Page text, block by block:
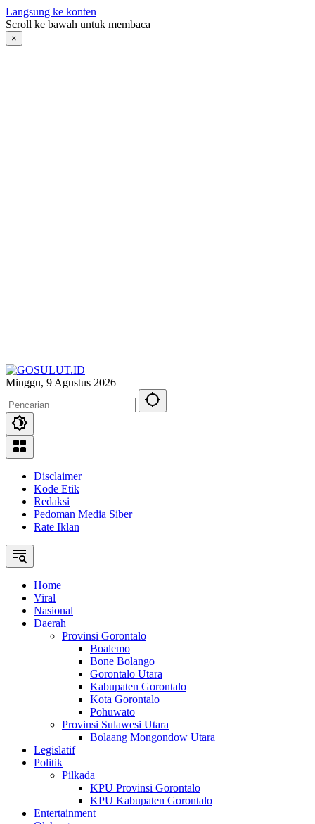
Langsung ke konten
Scroll ke bawah untuk membaca
×
Minggu, 9 Agustus 2026
Disclaimer
Kode Etik
Redaksi
Pedoman Media Siber
Rate Iklan
Home
Viral
Nasional
Daerah
Provinsi Gorontalo
Boalemo
Bone Bolango
Gorontalo Utara
Kabupaten Gorontalo
Kota Gorontalo
Pohuwato
Provinsi Sulawesi Utara
Bolaang Mongondow Utara
Legislatif
Politik
Pilkada
KPU Provinsi Gorontalo
KPU Kabupaten Gorontalo
Entertainment